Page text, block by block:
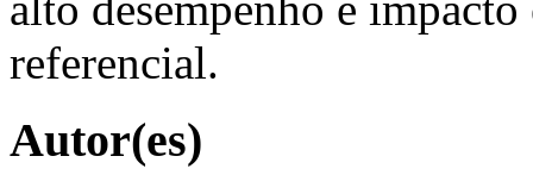
referencial.
Autor(es)